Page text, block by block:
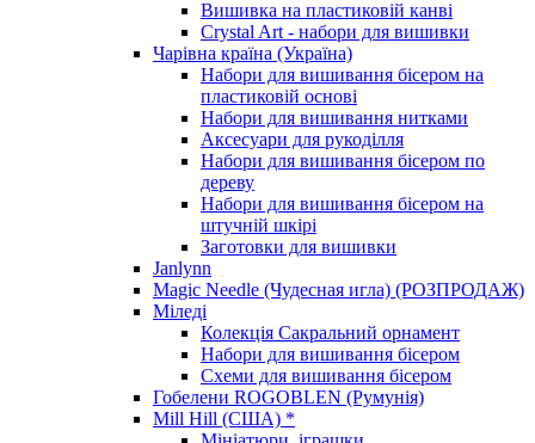
Вишивка на пластиковій канві
Crystal Art - набори для вишивки
Чарівна країна (Україна)
Набори для вишивання бісером на
пластиковій основі
Набори для вишивання нитками
Аксесуари для рукоділля
Набори для вишивання бісером по
дереву
Набори для вишивання бісером на
штучній шкірі
Заготовки для вишивки
Janlynn
Magic Needle (Чудесная игла) (РОЗПРОДАЖ)
Міледі
Колекція Сакральний орнамент
Набори для вишивання бісером
Схеми для вишивання бісером
Гобелени ROGOBLEN (Румунія)
Mill Hill (США) *